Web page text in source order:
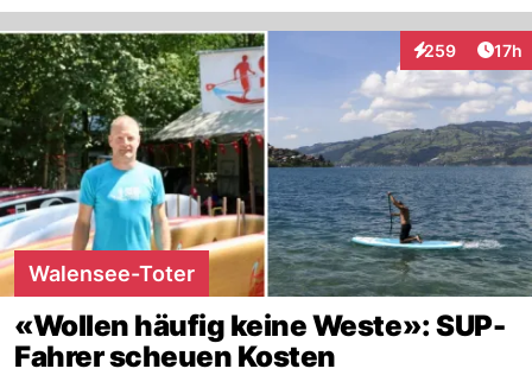
259
Interaktionen17h
Walensee-Toter
«Wollen häufig keine Weste»: SUP-
Fahrer scheuen Kosten